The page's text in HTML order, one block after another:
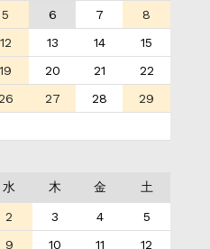
5 6 7
8
12 13 14
15
19 20 21
22
27 28
29
水 木 金 土
2 3 4
5
9 10 11
12